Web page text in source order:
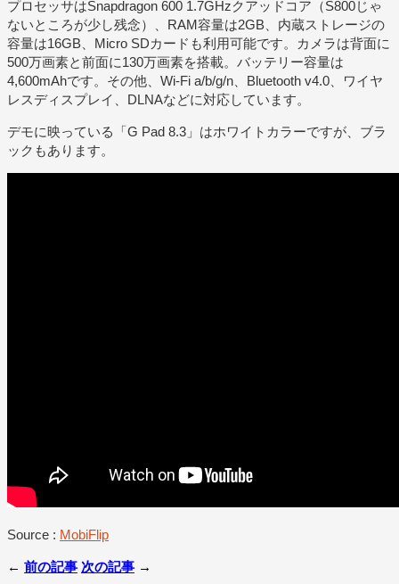
プロセッサはSnapdragon 600 1.7GHzクアッドコア（S800じゃ
ないところが少し残念）、RAM容量は2GB、内蔵ストレージの
容量は16GB、Micro SDカードも利用可能です。カメラは背面に
500万画素と前面に130万画素を搭載。バッテリー容量は
4,600mAhです。その他、Wi-Fi a/b/g/n、Bluetooth v4.0、ワイヤ
レスディスプレイ、DLNAなどに対応しています。
デモに映っている「G Pad 8.3」はホワイトカラーですが、ブラ
ックもあります。
Source : MobiFlip
← 前の記事 次の記事 →